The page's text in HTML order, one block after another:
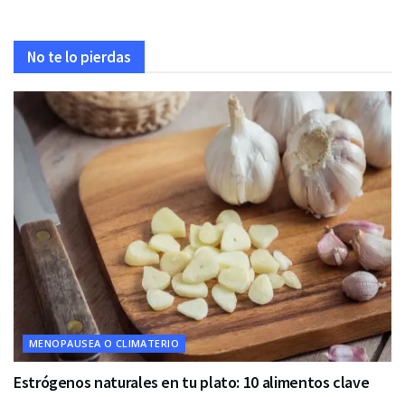
No te lo pierdas
MENOPAUSEA O CLIMATERIO
Estrógenos naturales en tu plato: 10 alimentos clave